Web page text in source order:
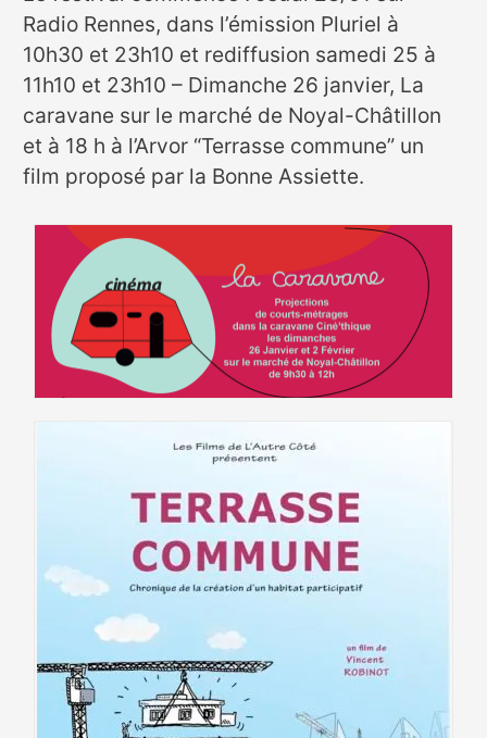
Radio Rennes, dans l’émission Pluriel à
10h30 et 23h10 et rediffusion samedi 25 à
11h10 et 23h10 – Dimanche 26 janvier, La
caravane sur le marché de Noyal-Châtillon
et à 18 h à l’Arvor “Terrasse commune” un
film proposé par la Bonne Assiette.